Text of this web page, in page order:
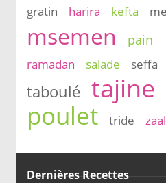
gratin
harira kefta
msemen pain
ramadan salade seffa
taboulé tajine
poulet
tride
Dernières Recettes